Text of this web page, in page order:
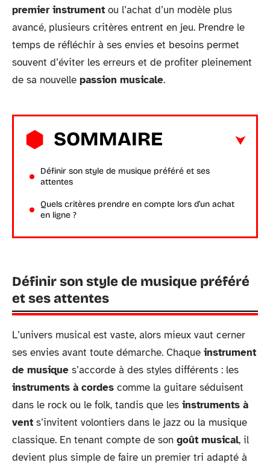
premier instrument ou l’achat d’un modèle plus
avancé, plusieurs critères entrent en jeu. Prendre le
temps de réfléchir à ses envies et besoins permet
souvent d’éviter les erreurs et de profiter pleinement
de sa nouvelle passion musicale.
SOMMAIRE
Définir son style de musique préféré et ses
attentes
Quels critères prendre en compte lors d’un achat
en ligne ?
Définir son style de musique préféré
et ses attentes
L’univers musical est vaste, alors mieux vaut cerner
ses envies avant toute démarche. Chaque instrument
de musique s’accorde à des styles différents : les
instruments à cordes comme la guitare séduisent
dans le rock ou le folk, tandis que les instruments à
vent s’invitent volontiers dans le jazz ou la musique
classique. En tenant compte de son goût musical, il
devient plus simple de faire un premier tri adapté à